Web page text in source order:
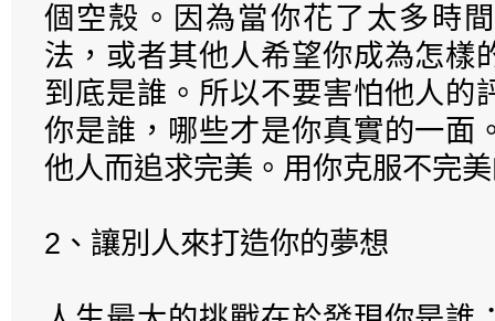
個空殼。因為當你花了太多時
法，或者其他人希望你成為怎樣
到底是誰。所以不要害怕他人的
你是誰，哪些才是你真實的一面
他人而追求完美。用你克服不完
2、讓別人來打造你的夢想